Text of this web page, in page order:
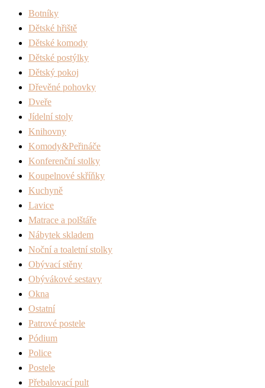
Botníky
Dětské hřiště
Dětské komody
Dětské postýlky
Dětský pokoj
Dřevěné pohovky
Dveře
Jídelní stoly
Knihovny
Komody&Peřináče
Konferenční stolky
Koupelnové skříňky
Kuchyně
Lavice
Matrace a polštáře
Nábytek skladem
Noční a toaletní stolky
Obývací stěny
Obývákové sestavy
Okna
Ostatní
Patrové postele
Pódium
Police
Postele
Přebalovací pult